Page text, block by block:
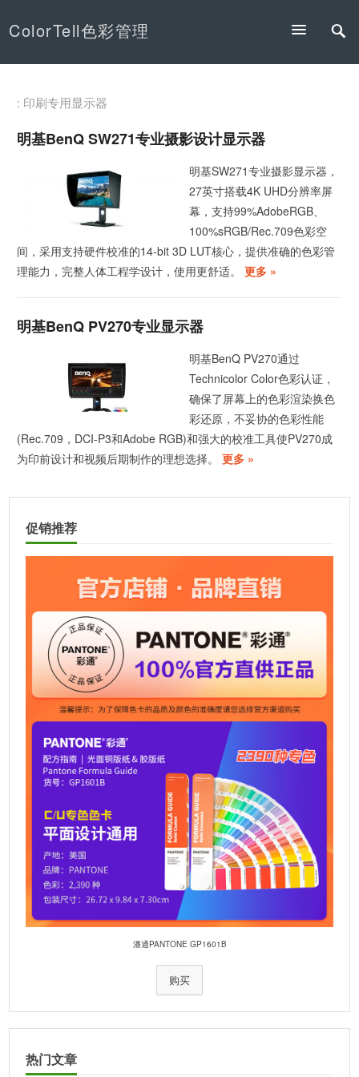
ColorTell色彩管理
: 印刷专用显示器
明基BenQ SW271专业摄影设计显示器
明基SW271专业摄影显示器，
27英寸搭载4K UHD分辨率屏
幕，支持99%AdobeRGB、
100%sRGB/Rec.709色彩空
间，采用支持硬件校准的14-bit 3D LUT核心，提供准确的色彩管
理能力，完整人体工程学设计，使用更舒适。
更多 »
明基BenQ PV270专业显示器
明基BenQ PV270通过
Technicolor Color色彩认证，
确保了屏幕上的色彩渲染换色
彩还原，不妥协的色彩性能
(Rec.709，DCI-P3和Adobe RGB)和强大的校准工具使PV270成
为印前设计和视频后期制作的理想选择。
更多 »
促销推荐
潘通PANTONE GP1601B
购买
热门文章